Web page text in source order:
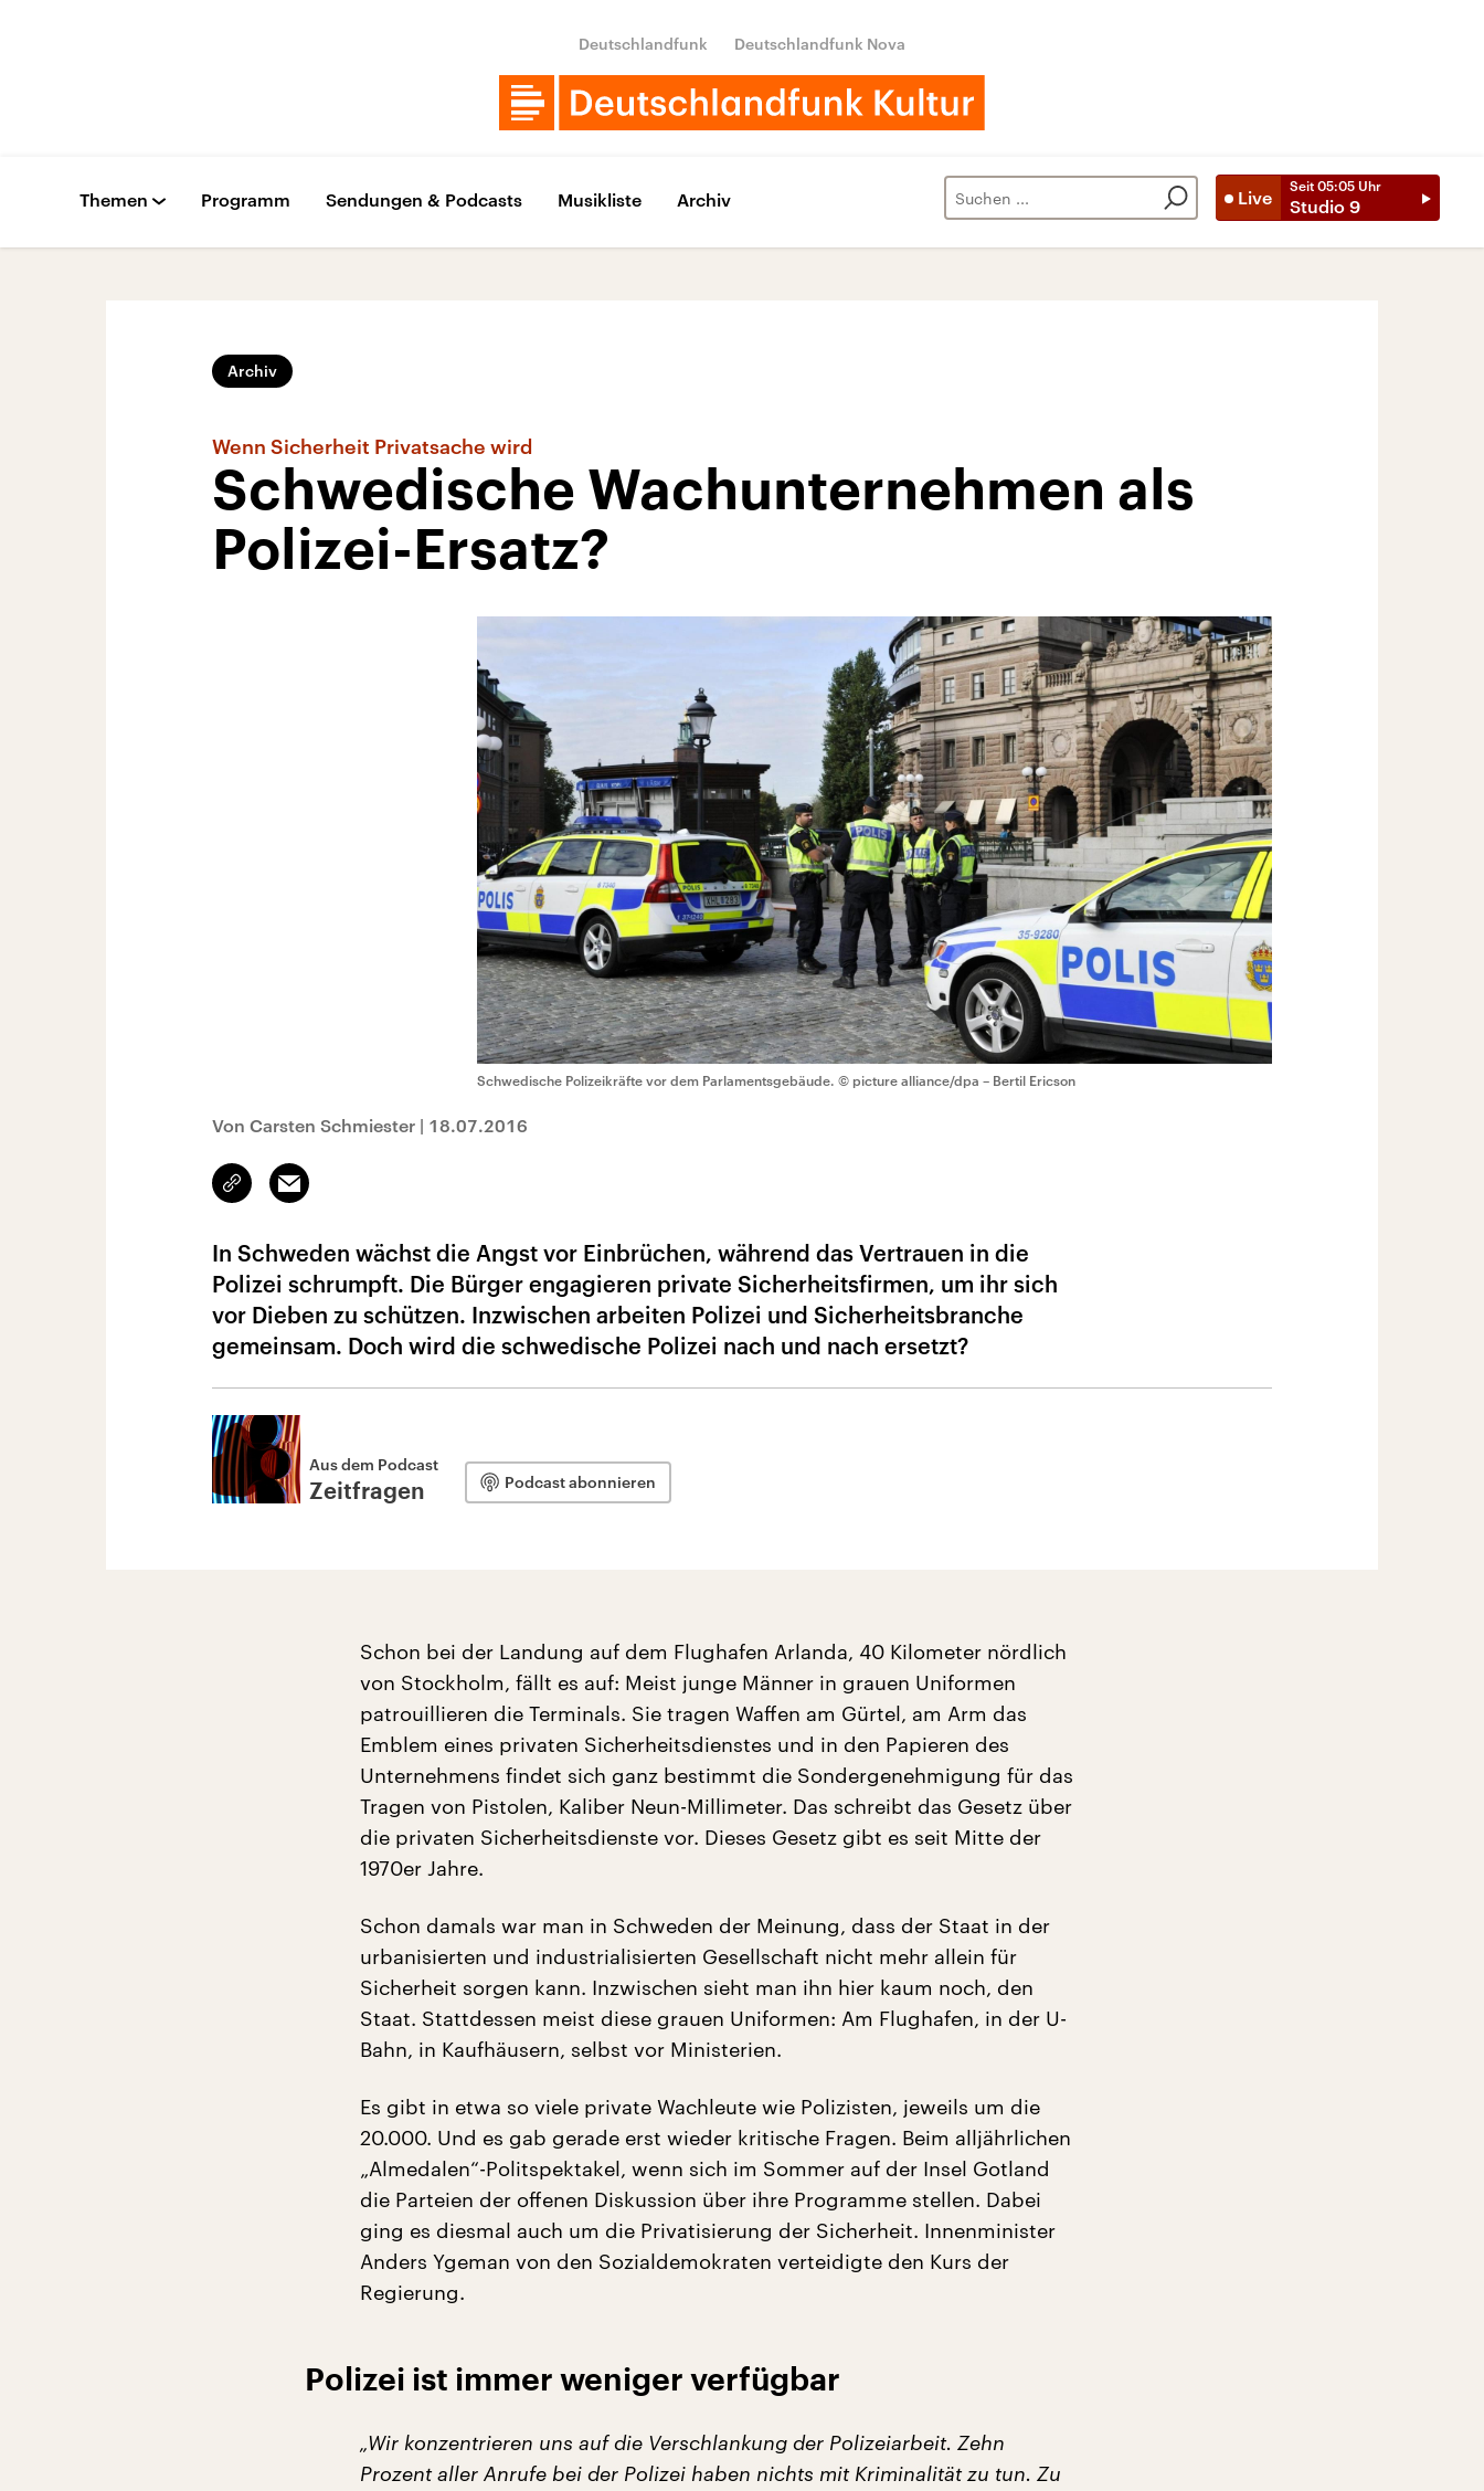
Deutschlandfunk Deutschlandfunk Nova
Live
Seit 05:05 Uhr
Studio 9
Themen Programm Sendungen & Podcasts Musikliste Archiv
Archiv
Wenn Sicherheit Privatsache wird
Schwedische Wachunternehmen als
Polizei-Ersatz?
Schwedische Polizeikräfte vor dem Parlamentsgebäude. © picture alliance/dpa – Bertil Ericson
Von Carsten Schmiester | 18.07.2016
Link
kopieren/teilen
Email
In Schweden wächst die Angst vor Einbrüchen, während das Vertrauen in die
Polizei schrumpft. Die Bürger engagieren private Sicherheitsfirmen, um ihr sich
vor Dieben zu schützen. Inzwischen arbeiten Polizei und Sicherheitsbranche
gemeinsam. Doch wird die schwedische Polizei nach und nach ersetzt?
Aus dem Podcast
Zeitfragen Podcast abonnieren
Schon bei der Landung auf dem Flughafen Arlanda, 40 Kilometer nördlich
von Stockholm, fällt es auf: Meist junge Männer in grauen Uniformen
patrouillieren die Terminals. Sie tragen Waffen am Gürtel, am Arm das
Emblem eines privaten Sicherheitsdienstes und in den Papieren des
Unternehmens findet sich ganz bestimmt die Sondergenehmigung für das
Tragen von Pistolen, Kaliber Neun-Millimeter. Das schreibt das Gesetz über
die privaten Sicherheitsdienste vor. Dieses Gesetz gibt es seit Mitte der
1970er Jahre.
Schon damals war man in Schweden der Meinung, dass der Staat in der
urbanisierten und industrialisierten Gesellschaft nicht mehr allein für
Sicherheit sorgen kann. Inzwischen sieht man ihn hier kaum noch, den
Staat. Stattdessen meist diese grauen Uniformen: Am Flughafen, in der U-
Bahn, in Kaufhäusern, selbst vor Ministerien.
Es gibt in etwa so viele private Wachleute wie Polizisten, jeweils um die
20.000. Und es gab gerade erst wieder kritische Fragen. Beim alljährlichen
„Almedalen“-Politspektakel, wenn sich im Sommer auf der Insel Gotland
die Parteien der offenen Diskussion über ihre Programme stellen. Dabei
ging es diesmal auch um die Privatisierung der Sicherheit. Innenminister
Anders Ygeman von den Sozialdemokraten verteidigte den Kurs der
Regierung.
Polizei ist immer weniger verfügbar
„Wir konzentrieren uns auf die Verschlankung der Polizeiarbeit. Zehn
Prozent aller Anrufe bei der Polizei haben nichts mit Kriminalität zu tun. Zu